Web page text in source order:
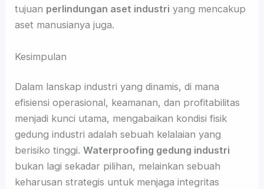
tujuan perlindungan aset industri yang mencakup
aset manusianya juga.
Kesimpulan
Dalam lanskap industri yang dinamis, di mana
efisiensi operasional, keamanan, dan profitabilitas
menjadi kunci utama, mengabaikan kondisi fisik
gedung industri adalah sebuah kelalaian yang
berisiko tinggi.Waterproofing gedung industri
bukan lagi sekadar pilihan, melainkan sebuah
keharusan strategis untuk menjaga integritas